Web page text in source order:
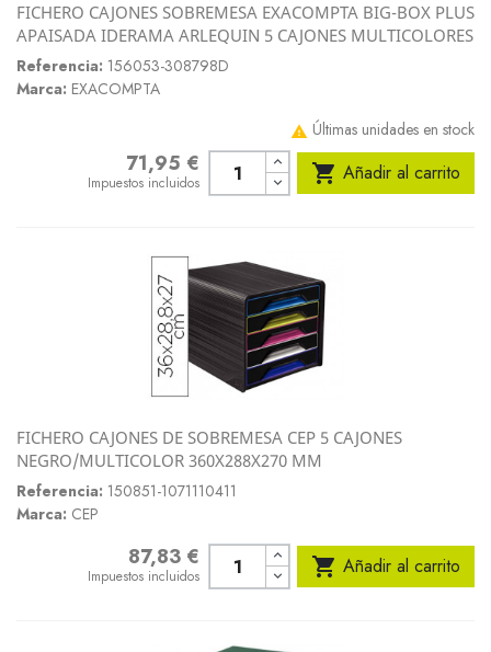
FICHERO CAJONES SOBREMESA EXACOMPTA BIG-BOX PLUS
APAISADA IDERAMA ARLEQUIN 5 CAJONES MULTICOLORES
Referencia: 156053-308798D
Marca: EXACOMPTA
 Últimas unidades en stock
Precio71,95 €
Impuestos incluidos  Añadir al carrito
FICHERO CAJONES DE SOBREMESA CEP 5 CAJONES
NEGRO/MULTICOLOR 360X288X270 MM
Referencia: 150851-1071110411
Marca: CEP
87,83 €
Impuestos incluidos  Añadir al carrito